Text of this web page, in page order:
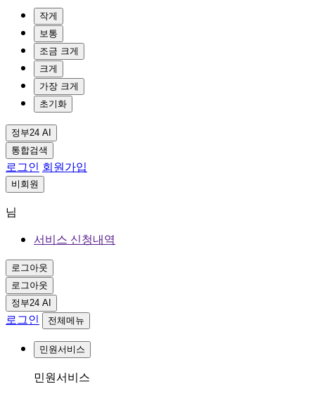
작게
보통
조금 크게
크게
가장 크게
초기화
정부24 AI
통합검색
로그인 회원가입
비회원
님
서비스 신청내역
로그아웃
로그아웃
정부24 AI
로그인 전체메뉴
민원서비스
민원서비스